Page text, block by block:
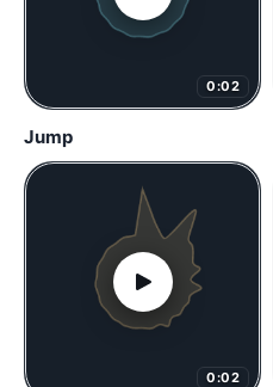
0:02
Jump
0:02